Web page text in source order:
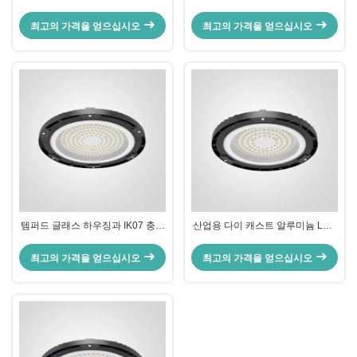
실내 산업 조명
최고의 가격을 얻으십시오
최고의 가격을 얻으십시오
템퍼드 글래스 하우징과 IK07 충격
최고의 가격을 얻으십시오
산업용 다이 캐스트 알루미늄 LED
최고의 가격을 얻으십시오